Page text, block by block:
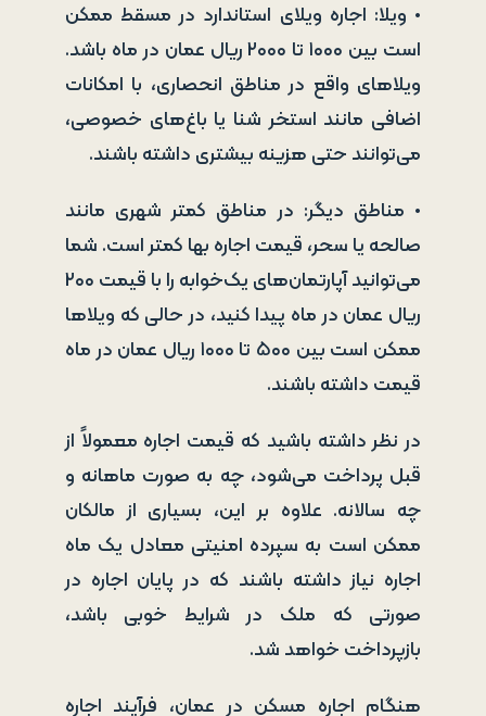
• ویلا: اجاره ویلای استاندارد در مسقط ممکن
است بین ۱۰۰۰ تا ۲۰۰۰ ریال عمان در ماه باشد.
ویلاهای واقع در مناطق انحصاری، با امکانات
اضافی مانند استخر شنا یا باغ‌های خصوصی،
می‌توانند حتی هزینه بیشتری داشته باشند.
• مناطق دیگر: در مناطق کمتر شهری مانند
صالحه یا سحر، قیمت اجاره بها کمتر است. شما
می‌توانید آپارتمان‌های یک‌خوابه را با قیمت ۲۰۰
ریال عمان در ماه پیدا کنید، در حالی که ویلاها
ممکن است بین ۵۰۰ تا ۱۰۰۰ ریال عمان در ماه
قیمت داشته باشند.
در نظر داشته باشید که قیمت اجاره معمولاً از
قبل پرداخت می‌شود، چه به صورت ماهانه و
چه سالانه. علاوه بر این، بسیاری از مالکان
ممکن است به سپرده امنیتی معادل یک ماه
اجاره نیاز داشته باشند که در پایان اجاره در
صورتی که ملک در شرایط خوبی باشد،
بازپرداخت خواهد شد.
هنگام اجاره مسکن در عمان، فرآیند اجاره